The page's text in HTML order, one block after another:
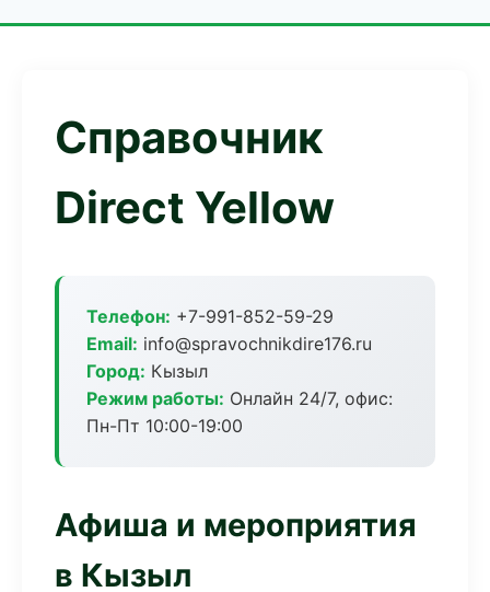
Справочник
Direct Yellow
Телефон: +7-991-852-59-29
Email: info@spravochnikdire176.ru
Город: Кызыл
Режим работы: Онлайн 24/7, офис:
Пн-Пт 10:00-19:00
Афиша и мероприятия
в Кызыл